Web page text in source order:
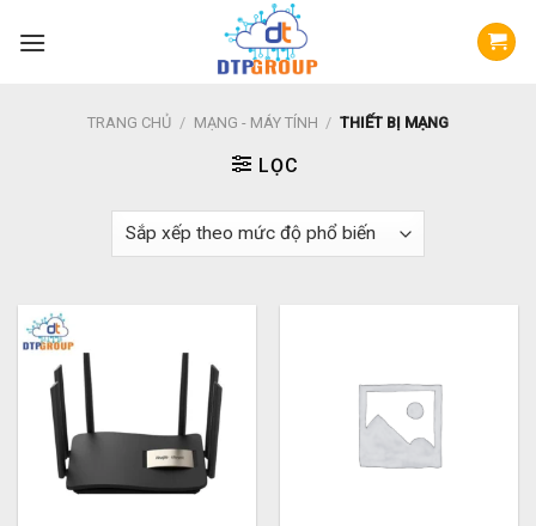
TRANG CHỦ / MẠNG - MÁY TÍNH / THIẾT BỊ MẠNG
LỌC